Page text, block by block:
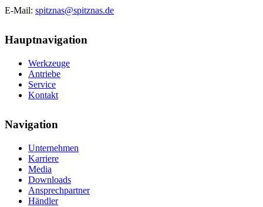
E-Mail: spitznas@spitznas.de
Hauptnavigation
Werkzeuge
Antriebe
Service
Kontakt
Navigation
Unternehmen
Karriere
Media
Downloads
Ansprechpartner
Händler